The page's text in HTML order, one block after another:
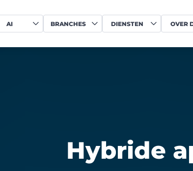
AI BRANCHES DIENSTEN OVER
Hybride